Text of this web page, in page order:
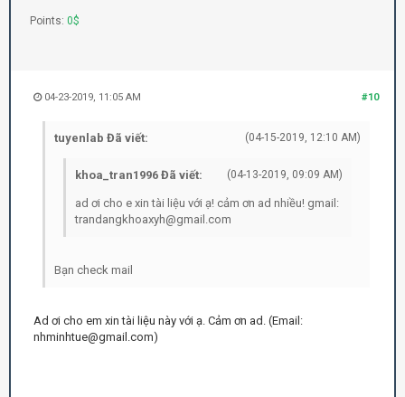
Points: 0$
#10
04-23-2019, 11:05 AM
(04-15-2019, 12:10 AM)
tuyenlab Đã viết:
(04-13-2019, 09:09 AM)
khoa_tran1996 Đã viết:
ad ơi cho e xin tài liệu với ạ! cảm ơn ad nhiều! gmail:
trandangkhoaxyh@gmail.com
Bạn check mail
Ad ơi cho em xin tài liệu này với ạ. Cảm ơn ad. (Email:
nhminhtue@gmail.com)